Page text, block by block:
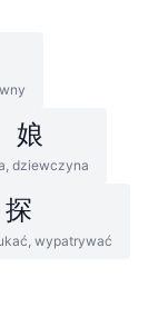
娘
dziewczyna
探
wypatrywać